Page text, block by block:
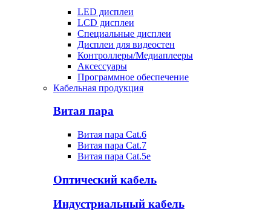
LED дисплеи
LCD дисплеи
Специальные дисплеи
Дисплеи для видеостен
Контроллеры/Медиаплееры
Аксессуары
Программное обеспечение
Кабельная продукция
Витая пара
Витая пара Cat.6
Витая пара Cat.7
Витая пара Cat.5e
Оптический кабель
Индустриальный кабель